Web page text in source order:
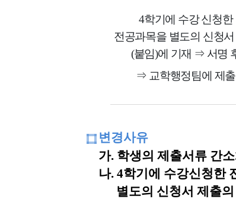
4학기에 수강 신청한
전공과목을 별도의 신청서
(붙임)에 기재 ⇒ 서명
⇒ 교학행정팀에 제출
변경사유
가.학생의 제출서류 간
나. 4학기에 수강신청한
별도의 신청서 제출의